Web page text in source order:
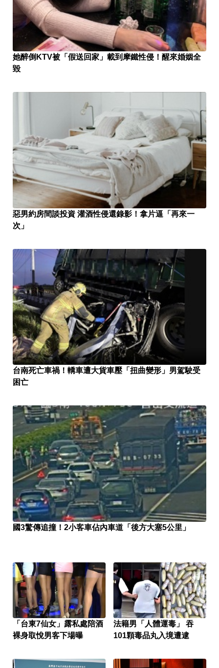
她醉倒KTV被「假送回家」載到摩鐵性侵！醒來婚姻全
毀
惡男約房間談投資 灌酒性侵還錄影！拿片逼「再來一
次」
台南死亡車禍！轎車遭大貨車壓「扭曲變形」男駕駛受
困亡
國3驚傳追撞！2小客車佔內車道「後方大塞5公里」
「台東7仙女」露私處陪酒
裸身取悅男客下場曝
法籍男「人體運毒」 吞
101顆毒品丸入境遭逮